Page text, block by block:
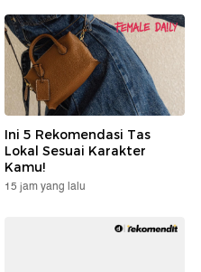
Ini 5 Rekomendasi Tas
Lokal Sesuai Karakter
Kamu!
15 jam yang lalu